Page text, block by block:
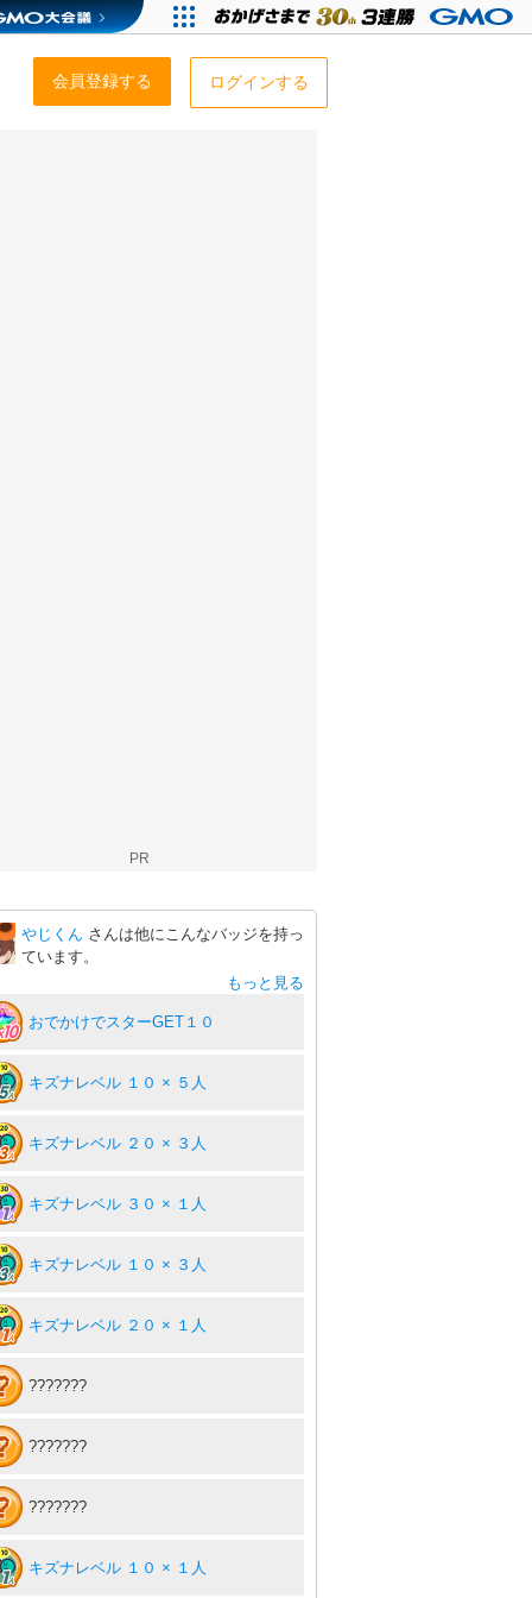
会員登録する ログインする
PR
やじくん さんは他にこんなバッジを持っ
ています。
もっと見る
おでかけでスターGET１０
キズナレベル １０ × ５人
キズナレベル ２０ × ３人
キズナレベル ３０ × １人
キズナレベル １０ × ３人
キズナレベル ２０ × １人
???????
???????
???????
キズナレベル １０ × １人